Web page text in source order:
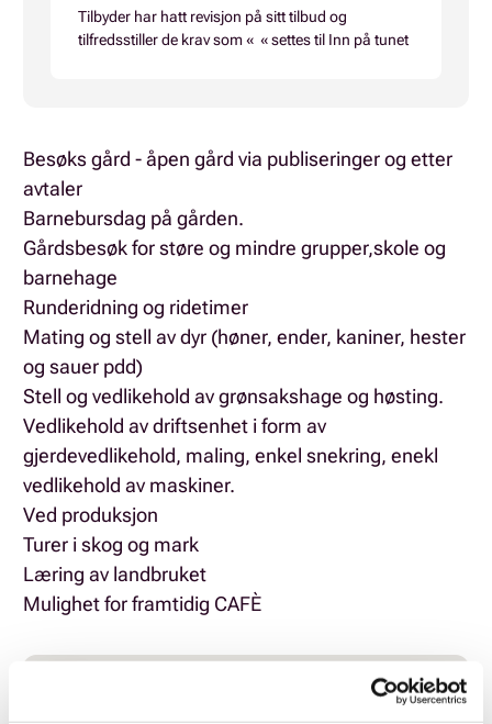
Tilbyder har hatt revisjon på sitt tilbud og
tilfredsstiller de krav som « « settes til Inn på tunet
Besøks gård - åpen gård via publiseringer og etter
avtaler
Barnebursdag på gården.
Gårdsbesøk for støre og mindre grupper,skole og
barnehage
Runderidning og ridetimer
Mating og stell av dyr (høner, ender, kaniner, hester
og sauer pdd)
Stell og vedlikehold av grønsakshage og høsting.
Vedlikehold av driftsenhet i form av
gjerdevedlikehold, maling, enkel snekring, enekl
vedlikehold av maskiner.
Ved produksjon
Turer i skog og mark
Læring av landbruket
Mulighet for framtidig CAFÈ